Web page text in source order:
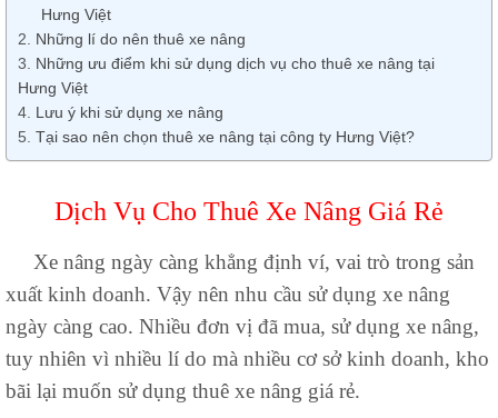
Hưng Việt
Những lí do nên thuê xe nâng
Những ưu điểm khi sử dụng dịch vụ cho thuê xe nâng tại
Hưng Việt
Lưu ý khi sử dụng xe nâng
Tại sao nên chọn thuê xe nâng tại công ty Hưng Việt?
Dịch Vụ Cho Thuê Xe Nâng Giá Rẻ
Xe nâng ngày càng khẳng định ví, vai trò trong sản
xuất kinh doanh. Vậy nên nhu cầu sử dụng xe nâng
ngày càng cao. Nhiều đơn vị đã mua, sử dụng xe nâng,
tuy nhiên vì nhiều lí do mà nhiều cơ sở kinh doanh, kho
bãi lại muốn sử dụng thuê xe nâng giá rẻ.